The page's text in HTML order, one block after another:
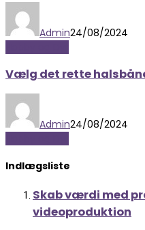
Admin24/08/2024
Vælg det rette
Admin24/08/2024
Indlægsliste
Skab værdi med
videoproduktion